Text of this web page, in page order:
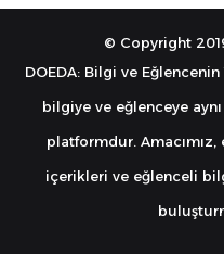
© Copyright
DOEDA: Bilgi ve
bilgiye ve eğlenceye
platformdur.
içerikleri ve eğlenceli